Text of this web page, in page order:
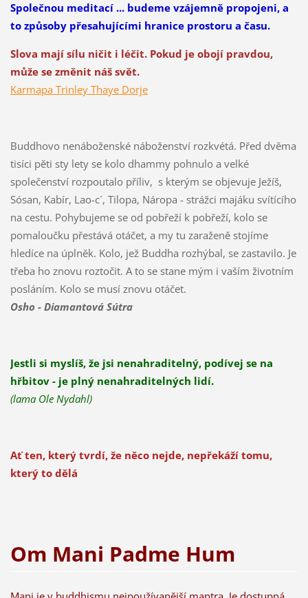
Společnou meditací ... budeme vzájemně propojeni, a
to způsoby přesahujícími hranice prostoru a času.
Slova mají sílu ničit i léčit. Pokud je obojí pravdou,
může se změnit náš svět.
Karmapa Trinley Thaye Dorje
Buddhovo nenáboženské náboženství rozkvétá. Před dvěma
tisíci pěti sty lety se kolo dhammy pohnulo a velké
společenství rozpoutalo příliv, s kterým se objevuje Ježíš,
Sósan, Kabír, Lao-c´, Tilopa, Náropa - strážci majáku svítícího
na cestu. Pohybujeme se od pobřeží k pobřeží, kolo se
pomaloučku přestává otáčet, a my tu zaraženě stojíme
hledíce na úplněk. Kolo, jež Buddha rozhýbal, se zastavilo. Je
třeba ho znovu roztočit. A to se stane mým i vaším životním
posláním. Kolo se musí znovu otáčet.
Osho - Diamantová Sútra
Jestli si myslíš, že jsi nenahraditelný, podívej se na
hřbitov - je plný nenahraditelných lidí.
(lama Ole Nydahl)
Ať ten, který tvrdí, že něco nejde, nepřekáží tomu,
který to dělá
Om Mani Padme Hum